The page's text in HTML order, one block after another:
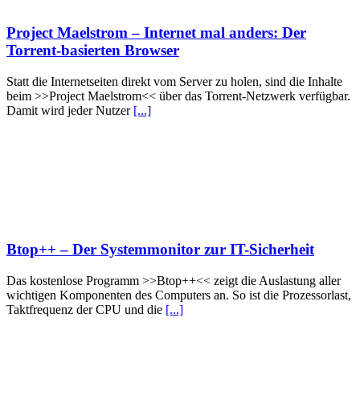
Project Maelstrom – Internet mal anders: Der
Torrent-basierten Browser
Statt die Internetseiten direkt vom Server zu holen, sind die Inhalte
beim >>Project Maelstrom<< über das Torrent-Netzwerk verfügbar.
Damit wird jeder Nutzer [...]
Btop++ – Der Systemmonitor zur IT-Sicherheit
Das kostenlose Programm >>Btop++<< zeigt die Auslastung aller
wichtigen Komponenten des Computers an. So ist die Prozessorlast,
Taktfrequenz der CPU und die [...]